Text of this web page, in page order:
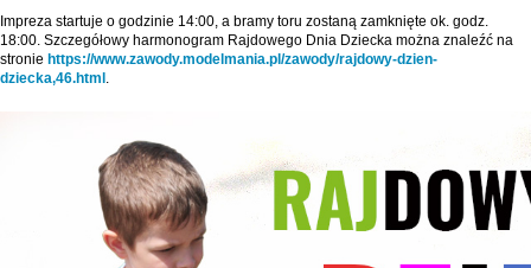
Impreza startuje o godzinie 14:00, a bramy toru zostaną zamknięte ok. godz.
18:00. Szczegółowy harmonogram Rajdowego Dnia Dziecka można znaleźć na
stronie https://www.zawody.modelmania.pl/zawody/rajdowy-dzien-
dziecka,46.html